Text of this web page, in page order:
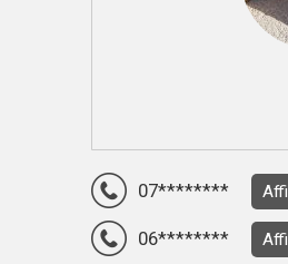
07********
06********